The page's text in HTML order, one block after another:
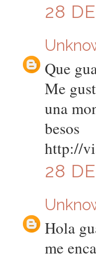
28
Que
Me
una
besos
http://
28
Hola
me